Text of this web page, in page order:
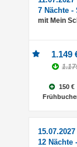
7 Nächte
mit Mein
1.149
150 €
12 Nächte